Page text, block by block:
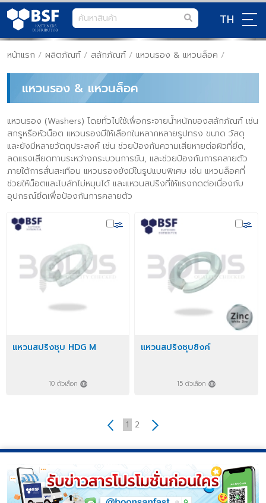
TH
หน้าแรก / ผลิตภัณฑ์ / สลักภัณฑ์ / แหวนรอง & แหวนล็อค /
แหวนรอง & แหวนล็อค
แหวนรอง (Washers) โดยทั่วไปใช้เพื่อกระจายน้ำหนักของสลักภัณฑ์ เช่น
สกรูหรือหัวน็อต แหวนรองมีให้เลือกในหลากหลายรูปทรง ขนาด วัสดุ
และยังมีหลายวัตถุประสงค์ เช่น ช่วยป้องกันความเสียหายต่อผิวที่ยึด,
ลดแรงเสียดทานระหว่างกระบวนการขัน, และช่วยป้องกันการคลายตัว
ภายใต้การสั่นสะเทือน แหวนรองยังมีในรูปแบบพิเศษ เช่น แหวนล็อคที่
ช่วยให้น็อตและโบล์ทไม่หมุนได้ และแหวนสปริงที่ให้แรงกดต่อเนื่องกับ
อุปกรณ์ยึดเพื่อป้องกันการคลายตัว
แหวนสปริงชุบ HDG M
10 ตัวเลือก
แหวนสปริงชุบซิงค์
15 ตัวเลือก
1 2